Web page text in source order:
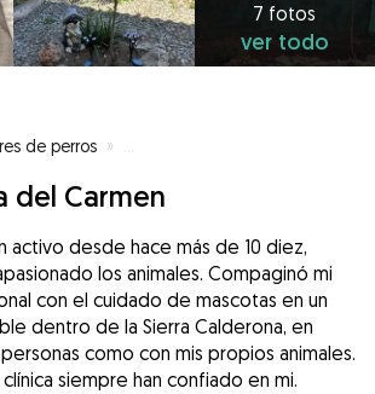
7 fotos
ver todo
de perros »
del Carmen
activo desde hace más de 10 diez,
los animales. Compaginó mi
con el cuidado de mascotas en un
dentro de la Sierra Calderona, en
como con mis propios animales.
siempre han confiado en mi.